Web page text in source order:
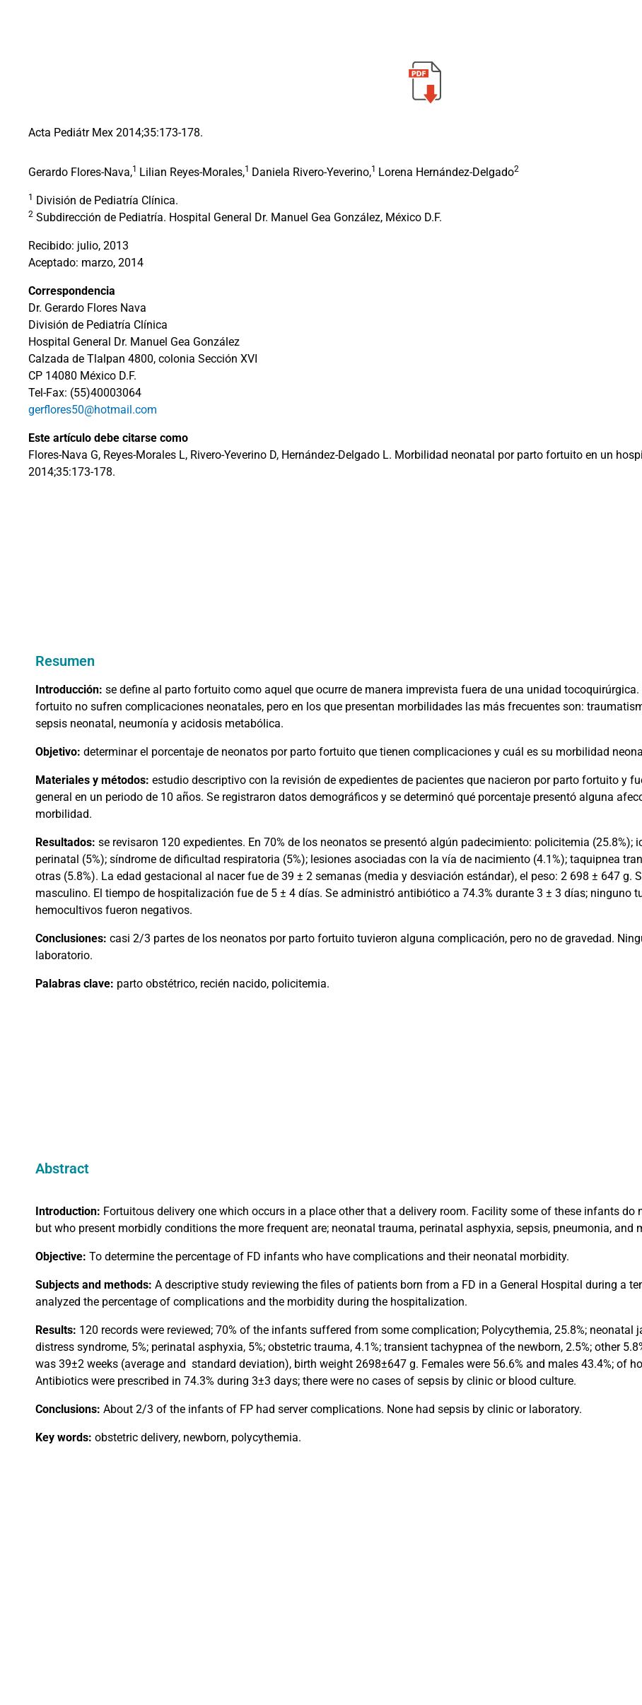
Acta Pediátr Mex 2014;35:173-178.
Gerardo Flores-Nava,1 Lilian Reyes-Morales,1 Daniela Rivero-Yeverino,1 Lorena Hernández-Delgado2
1 División de Pediatría Clínica.
2 Subdirección de Pediatría. Hospital General Dr. Manuel Gea González, México D.F.
Recibido: julio, 2013
Aceptado: marzo, 2014
Correspondencia
Dr. Gerardo Flores Nava
División de Pediatría Clínica
Hospital General Dr. Manuel Gea González
Calzada de Tlalpan 4800, colonia Sección XVI
CP 14080 México D.F.
Tel-Fax: (55)40003064
gerflores50@hotmail.com
Este artículo debe citarse como
Flores-Nava G, Reyes-Morales L, Rivero-Yeverino D, Hernández-Delgado L. Morbilidad neonatal por parto fortuito en un
2014;35:173-178.
Resumen
Introducción: se define al parto fortuito como aquel que ocurre de manera imprevista fuera de una unidad
fortuito no sufren complicaciones neonatales, pero en los que presentan morbilidades las más frecuentes son:
sepsis neonatal, neumonía y acidosis metabólica.
Objetivo: determinar el porcentaje de neonatos por parto fortuito que tienen complicaciones y cuál es su morbilidad
Materiales y métodos: estudio descriptivo con la revisión de expedientes de pacientes que nacieron por parto fortuito y
general en un periodo de 10 años. Se registraron datos demográficos y se determinó qué porcentaje presentó alguna
morbilidad.
Resultados: se revisaron 120 expedientes. En 70% de los neonatos se presentó algún padecimiento: policitemia (25.8%);
perinatal (5%); síndrome de dificultad respiratoria (5%); lesiones asociadas con la vía de nacimiento (4.1%); taquipnea
otras (5.8%). La edad gestacional al nacer fue de 39 ± 2 semanas (media y desviación estándar), el peso: 2 698 ± 647 g.
masculino. El tiempo de hospitalización fue de 5 ± 4 días. Se administró antibiótico a 74.3% durante 3 ± 3 días; ninguno
hemocultivos fueron negativos.
Conclusiones: casi 2/3 partes de los neonatos por parto fortuito tuvieron alguna complicación, pero no de gravedad.
laboratorio.
Palabras clave: parto obstétrico, recién nacido, policitemia.
Abstract
Introduction: Fortuitous delivery one which occurs in a place other that a delivery room. Facility some of these infants
but who present morbidly conditions the more frequent are; neonatal trauma, perinatal asphyxia, sepsis, pneumonia, and
Objective: To determine the percentage of FD infants who have complications and their neonatal morbidity.
Subjects and methods: A descriptive study reviewing the files of patients born from a FD in a General Hospital during a
analyzed the percentage of complications and the morbidity during the hospitalization.
Results: 120 records were reviewed; 70% of the infants suffered from some complication; Polycythemia, 25.8%; neonatal
distress syndrome, 5%; perinatal asphyxia, 5%; obstetric trauma, 4.1%; transient tachypnea of the newborn, 2.5%; other
was 39±2 weeks (average and standard deviation), birth weight 2698±647 g. Females were 56.6% and males 43.4%; of
Antibiotics were prescribed in 74.3% during 3±3 days; there were no cases of sepsis by clinic or blood culture.
Conclusions: About 2/3 of the infants of FP had server complications. None had sepsis by clinic or laboratory.
Key words: obstetric delivery, newborn, polycythemia.